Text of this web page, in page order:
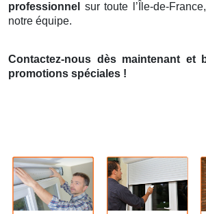
professionnel
sur toute l’Île-de-
notre équipe.
Contactez-nous dès maintenant et
promotions spéciales !